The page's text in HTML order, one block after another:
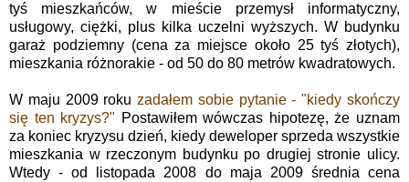
tyś mieszkańców, w mieście przemysł informatyczny,
usługowy, ciężki, plus kilka uczelni wyższych. W budynku
garaż podziemny (cena za miejsce około 25 tyś złotych),
mieszkania różnorakie - od 50 do 80 metrów kwadratowych.
W maju 2009 rokuzadałem sobie pytanie - "kiedy skończy
się ten kryzys?" Postawiłem wówczas hipotezę, że uznam
za koniec kryzysu dzień, kiedy deweloper sprzeda wszystkie
mieszkania w rzeczonym budynku po drugiej stronie ulicy.
Wtedy - od listopada 2008 do maja 2009 średnia cena